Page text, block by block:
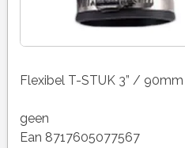
Flexibel T-STUK 3” / 90mm
geen
Ean 8717605077567